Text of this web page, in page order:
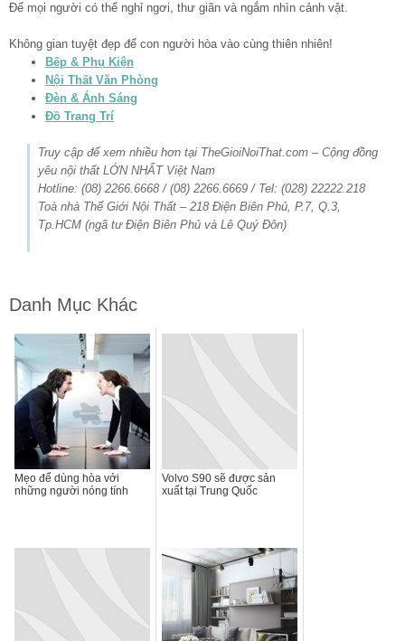
Để mọi người có thể nghỉ ngơi, thư giãn và ngắm nhìn cảnh vật.
Không gian tuyệt đẹp để con người hòa vào cùng thiên nhiên!
Bếp & Phụ Kiện
Nội Thất Văn Phòng
Đèn & Ánh Sáng
Đồ Trang Trí
Truy cập để xem nhiều hơn tại TheGioiNoiThat.com – Cộng đồng
yêu nội thất LỚN NHẤT Việt Nam
Hotline: (08) 2266.6668 / (08) 2266.6669 / Tel: (028) 22222.218
Toà nhà Thế Giới Nội Thất – 218 Điện Biên Phủ, P.7, Q.3,
Tp.HCM (ngã tư Điện Biên Phủ và Lê Quý Đôn)
Danh Mục Khác
Mẹo để dùng hòa với
những người nóng tính
Volvo S90 sẽ được sản
xuất tại Trung Quốc